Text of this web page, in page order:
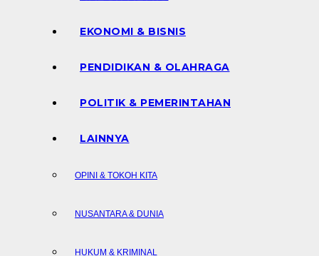
EKONOMI & BISNIS
PENDIDIKAN & OLAHRAGA
POLITIK & PEMERINTAHAN
LAINNYA
OPINI & TOKOH KITA
NUSANTARA & DUNIA
HUKUM & KRIMINAL